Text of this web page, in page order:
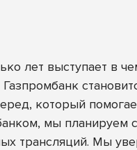
лет выступает в
который
мы планируем
трансляций. Мы